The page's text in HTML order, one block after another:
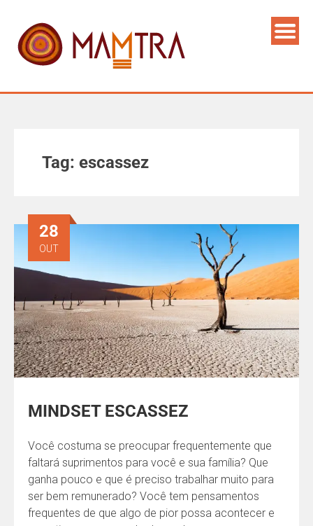
Tag: escassez
MINDSET ESCASSEZ
28
OUT
Você costuma se preocupar frequentemente que
faltará suprimentos para você e sua família? Que
ganha pouco e que é preciso trabalhar muito para
ser bem remunerado? Você tem pensamentos
frequentes de que algo de pior possa acontecer e